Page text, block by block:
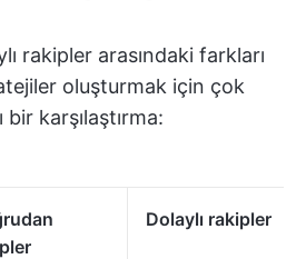
rakipler arasındaki farkları
oluşturmak için çok
bir karşılaştırma:
Dolaylı rakipler